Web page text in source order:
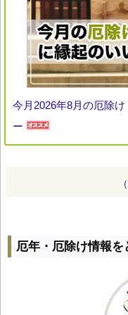
今月2026年8月の厄除
ー
厄年・厄除け情報を